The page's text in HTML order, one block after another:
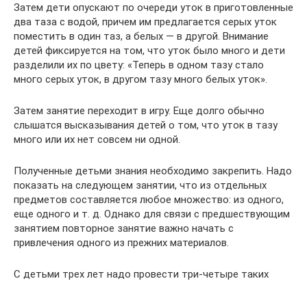
Затем дети опускают по очереди уток в приготовленные
два таза с водой, причем им предлагается серых уток
поместить в один таз, а белых — в другой. Внимание
детей фиксируется на том, что уток было много и дети
разделили их по цвету: «Теперь в одном тазу стало
много серых уток, в другом тазу много белых уток».
Затем занятие переходит в игру. Еще долго обычно
слышатся высказывания детей о том, что уток в тазу
много или их нет совсем ни одной.
Полученные детьми знания необходимо закрепить. Надо
по­казать на следующем занятии, что из отдельных
предметов составляется любое множество: из одного,
еще одного и т. д. Однако для связи с предшествующим
занятием повторное занятие важно начать с
привлечения одного из прежних ма­териалов.
С детьми трех лет надо провести три-четыре таких